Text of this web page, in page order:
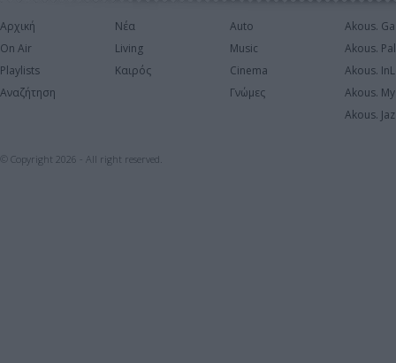
Αρχική
On Air
Playlists
Αναζήτηση
Νέα
Living
Καιρός
Auto
Music
Cinema
Γνώμες
Akous.
Akous.
Akous.
Akous.
Akous.
© Copyright 2026 - All right reserved.